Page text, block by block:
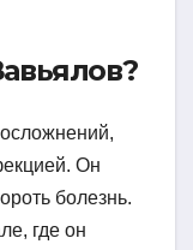
Он
болезнь.
где он